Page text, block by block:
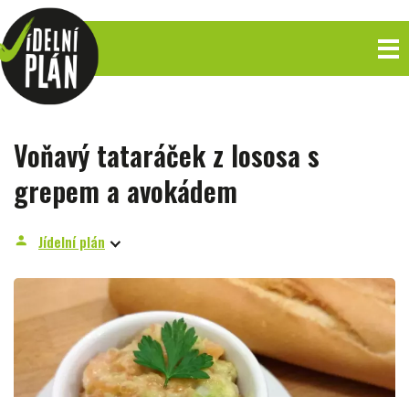
Voňavý tataráček z lososa s
grepem a avokádem
person Jídelní plán